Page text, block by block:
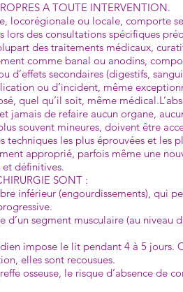
A TOUTE INTERVENTION.
locorégionale ou locale, comporte
lors des consultations spécifiques
des traitements médicaux,
comme banal ou anodins,
d’effets secondaires (digestifs,
ou d’incident, même
quel qu’il soit, même
jamais de refaire aucun organe,
souvent mineures, doivent être
techniques les plus éprouvées et
approprié, parfois même une
et définitives.
SONT :
inférieur (engourdissements), qui
d’un segment musculaire (au
impose le lit pendant 4 à 5 jours.
elles sont recousues.
osseuse, le risque d’absence de